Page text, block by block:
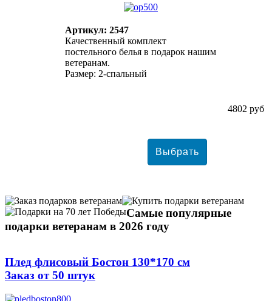
Артикул: 2547
Качественный комплект
постельного белья в подарок нашим
ветеранам.
Размер: 2-спальный
4802 руб
Самые популярные
подарки ветеранам в 2026 году
Плед флисовый Бостон 130*170 см
Заказ от 50 штук